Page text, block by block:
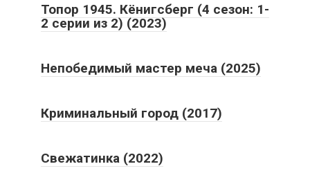
Топор 1945. Кёнигсберг (4 сезон: 1-
2 серии из 2) (2023)
Непобедимый мастер меча (2025)
Криминальный город (2017)
Свежатинка (2022)